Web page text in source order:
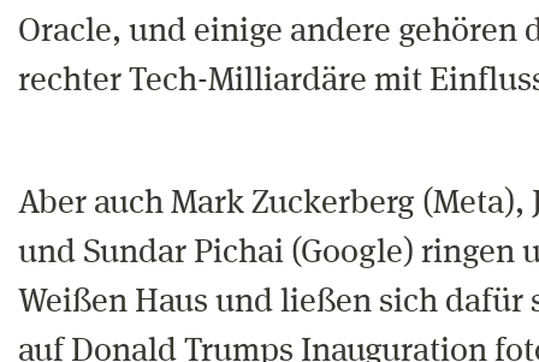
Oracle, und einige andere gehören
rechter Tech-Milliardäre mit
Aber auch Mark Zuckerberg (Meta),
und Sundar Pichai (Google) ringen
Weißen Haus und ließen sich dafür
auf Donald Trumps Inauguration